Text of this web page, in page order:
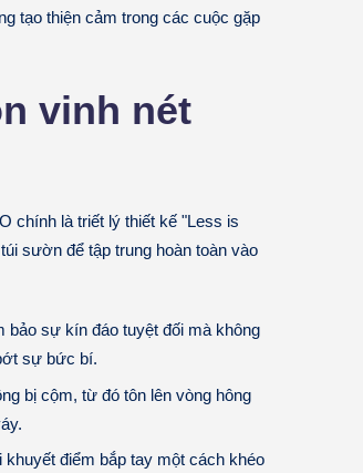
tạo thiện cảm trong các cuộc gặp
vinh nét
chính là triết lý thiết kế "Less is
sườn để tập trung hoàn toàn vào
bảo sự kín đáo tuyệt đối mà không
sự bức bí.
bị cộm, từ đó tôn lên vòng hông
điểm bắp tay một cách khéo